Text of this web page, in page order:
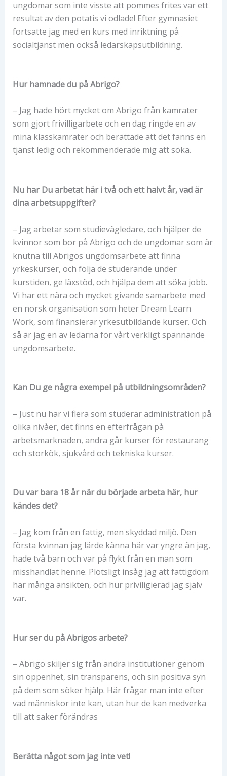
ungdomar som inte visste att pommes frites var ett
resultat av den potatis vi odlade! Efter gymnasiet
fortsatte jag med en kurs med inriktning på
socialtjänst men också ledarskapsutbildning.
Hur hamnade du på Abrigo?
– Jag hade hört mycket om Abrigo från kamrater
som gjort frivilligarbete och en dag ringde en av
mina klasskamrater och berättade att det fanns en
tjänst ledig och rekommenderade mig att söka.
Nu har Du arbetat här i två och ett halvt år, vad är
dina arbetsuppgifter?
– Jag arbetar som studievägledare, och hjälper de
kvinnor som bor på Abrigo och de ungdomar som är
knutna till Abrigos ungdomsarbete att finna
yrkeskurser, och följa de studerande under
kurstiden, ge läxstöd, och hjälpa dem att söka jobb.
Vi har ett nära och mycket givande samarbete med
en norsk organisation som heter Dream Learn
Work, som finansierar yrkesutbildande kurser. Och
så är jag en av ledarna för vårt verkligt spännande
ungdomsarbete.
Kan Du ge några exempel på utbildningsområden?
– Just nu har vi flera som studerar administration på
olika nivåer, det finns en efterfrågan på
arbetsmarknaden, andra går kurser för restaurang
och storkök, sjukvård och tekniska kurser.
Du var bara 18 år när du började arbeta här, hur
kändes det?
– Jag kom från en fattig, men skyddad miljö. Den
första kvinnan jag lärde känna här var yngre än jag,
hade två barn och var på flykt från en man som
misshandlat henne. Plötsligt insåg jag att fattigdom
har många ansikten, och hur priviligierad jag själv
var.
Hur ser du på Abrigos arbete?
– Abrigo skiljer sig från andra institutioner genom
sin öppenhet, sin transparens, och sin positiva syn
på dem som söker hjälp. Här frågar man inte efter
vad människor inte kan, utan hur de kan medverka
till att saker förändras
Berätta något som jag inte vet!